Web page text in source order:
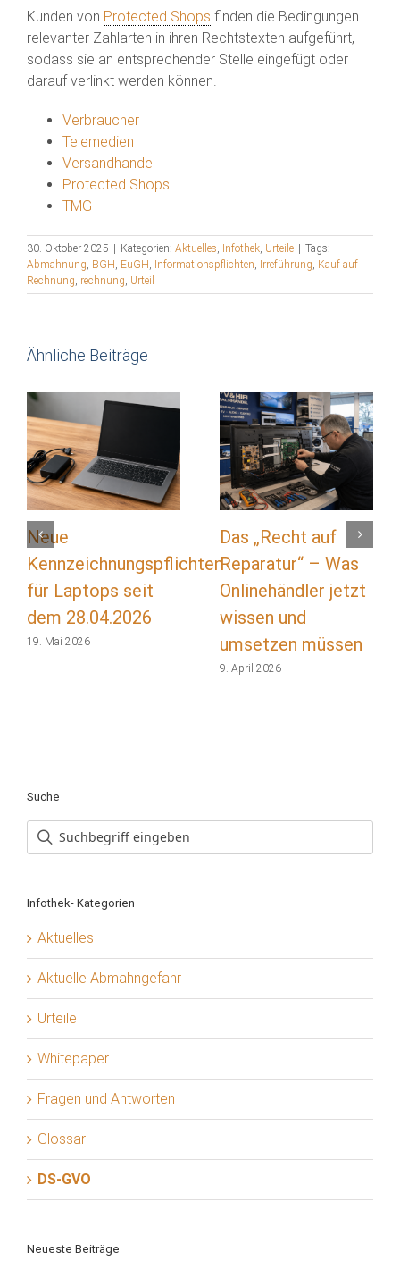
Kunden von Protected Shops finden die Bedingungen
relevanter Zahlarten in ihren Rechtstexten aufgeführt,
sodass sie an entsprechender Stelle eingefügt oder
darauf verlinkt werden können.
Verbraucher
Telemedien
Versandhandel
Protected Shops
TMG
30. Oktober 2025 Kategorien: Aktuelles, Infothek, Urteile
Tags:
Abmahnung, BGH , EuGH , Informationspflichten, Irreführung, Kauf auf
Rechnung, rechnung, Urteil
Ähnliche Beiträge
Neue
Kennzeichnungspflichten
für Laptops seit
dem 28.04.2026
19. Mai 2026
Das „Recht auf
Reparatur“ – Was
Onlinehändler jetzt
wissen und
umsetzen müssen
9. April 2026
Suche
Infothek- Kategorien
Aktuelles
Aktuelle Abmahngefahr
Urteile
Whitepaper
Fragen und Antworten
Glossar
DS-GVO
Neueste Beiträge